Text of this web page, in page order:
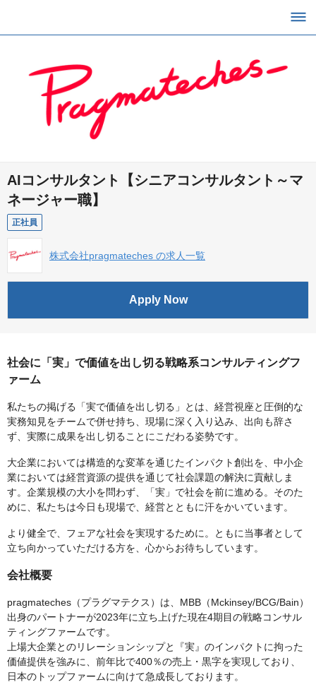
AIコンサルタント【シニアコンサルタント～マ
ネージャー職】
正社員
株式会社pragmateches の求人一覧
Apply Now
社会に「実」で価値を出し切る戦略系コンサルティングフ
ァーム
私たちの掲げる「実で価値を出し切る」とは、経営視座と圧倒的な
実務知見をチームで併せ持ち、現場に深く入り込み、出向も辞さ
ず、実際に成果を出し切ることにこだわる姿勢です。
大企業においては構造的な変革を通じたインパクト創出を、中小企
業においては経営資源の提供を通じて社会課題の解決に貢献しま
す。企業規模の大小を問わず、「実」で社会を前に進める。そのた
めに、私たちは今日も現場で、経営とともに汗をかいています。
より健全で、フェアな社会を実現するために。ともに当事者として
立ち向かっていただける方を、心からお待ちしています。
会社概要
pragmateches（プラグマテクス）は、MBB（Mckinsey/BCG/Bain）
出身のパートナーが2023年に立ち上げた現在4期目の戦略コンサル
ティングファームです。
上場大企業とのリレーションシップと『実』のインパクトに拘った
価値提供を強みに、前年比で400％の売上・黒字を実現しており、
日本のトップファームに向けて急成長しております。